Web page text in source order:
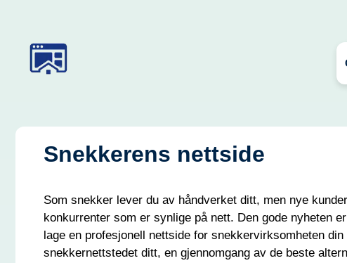
innholdet
Snekkerens nettside
Som snekker lever du av håndverket ditt, men nye
konkurrenter som er synlige på nett. Den gode nyheten
lage en profesjonell nettside for snekkervirksomheten
snekkernettstedet ditt, en gjennomgang av de beste